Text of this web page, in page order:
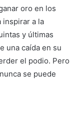
oro en los
inspirar a la
y últimas
una caída en su
el podio. Pero
se puede